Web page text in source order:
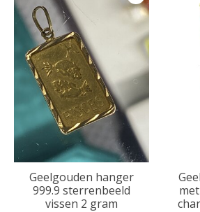
Geelgouden hanger
999.9 sterrenbeeld
vissen 2 gram